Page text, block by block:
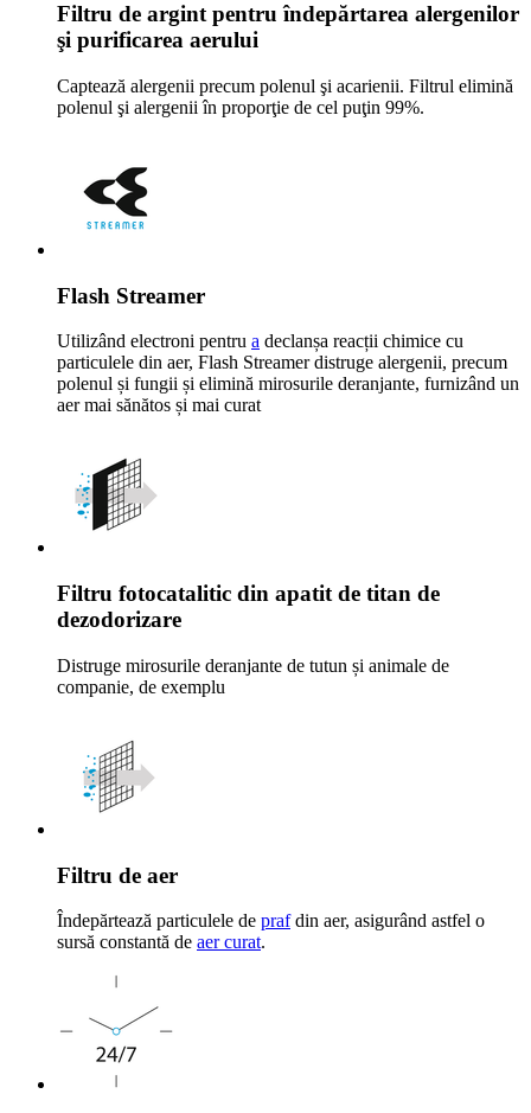
Filtru de argint pentru îndepărtarea alergenilor
şi purificarea aerului
Captează alergenii precum polenul şi acarienii. Filtrul elimină
polenul şi alergenii în proporţie de cel puţin 99%.
Flash Streamer
Utilizând electroni pentru a declanșa reacții chimice cu
particulele din aer, Flash Streamer distruge alergenii, precum
polenul și fungii și elimină mirosurile deranjante, furnizând un
aer mai sănătos și mai curat
Filtru fotocatalitic din apatit de titan de
dezodorizare
Distruge mirosurile deranjante de tutun și animale de
companie, de exemplu
Filtru de aer
Îndepărtează particulele de prafdin aer, asigurând astfel o
sursă constantă de aer curat.